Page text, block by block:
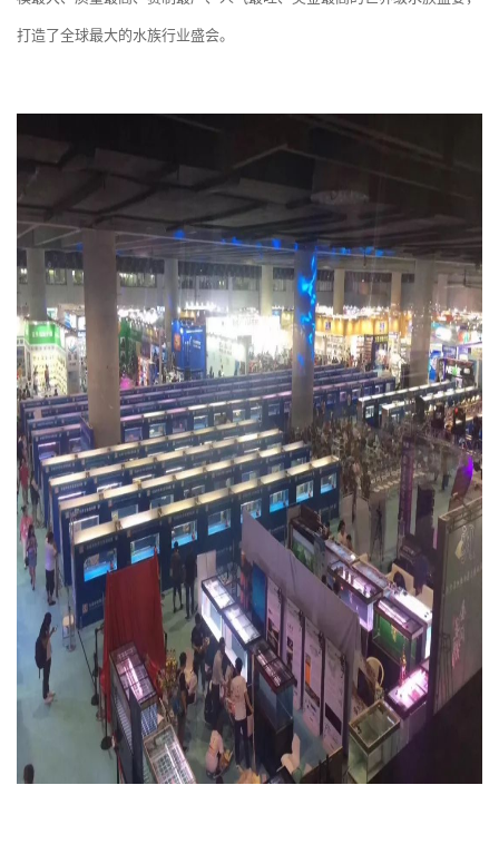
打造了全球最大的水族行业盛会。